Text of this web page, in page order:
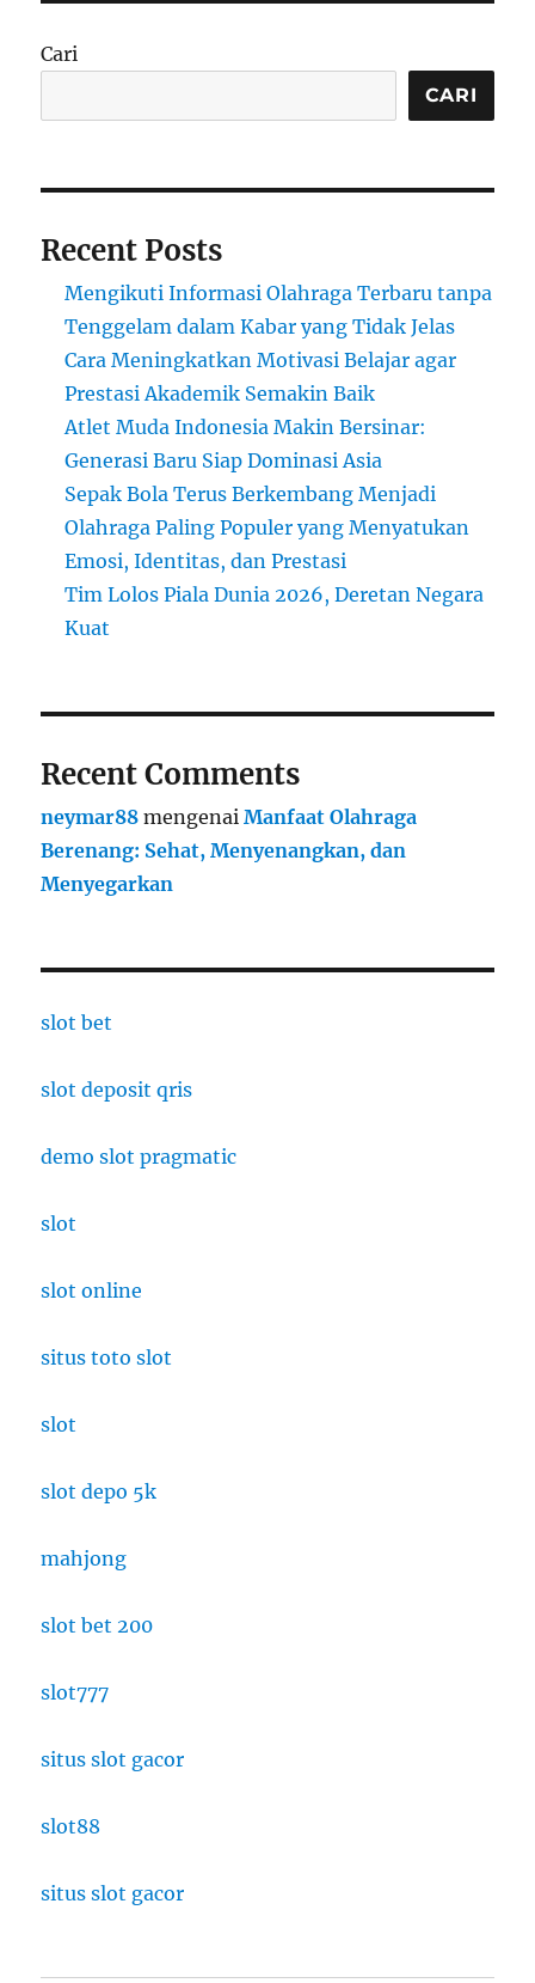
Fisik
Mental
Cari
CARI
Recent Posts
Mengikuti Informasi Olahraga Terbaru tanpa
Tenggelam dalam Kabar yang Tidak Jelas
Cara Meningkatkan Motivasi Belajar agar
Prestasi Akademik Semakin Baik
Atlet Muda Indonesia Makin Bersinar:
Generasi Baru Siap Dominasi Asia
Sepak Bola Terus Berkembang Menjadi
Olahraga Paling Populer yang Menyatukan
Emosi, Identitas, dan Prestasi
Tim Lolos Piala Dunia 2026, Deretan Negara
Kuat
Recent Comments
neymar88 mengenaiManfaat Olahraga
Berenang: Sehat, Menyenangkan, dan
Menyegarkan
slot bet
slot deposit qris
demo slot pragmatic
slot
slot online
situs toto slot
slot
slot depo 5k
mahjong
slot bet 200
slot777
situs slot gacor
slot88
situs slot gacor